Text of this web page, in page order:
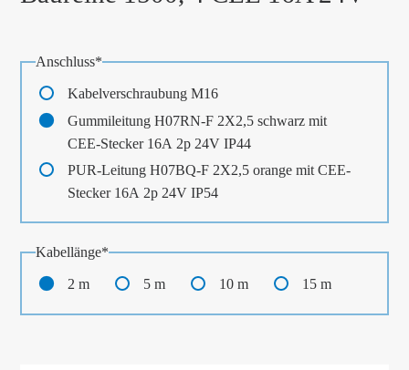
Pflichtfeld
Anschluss*
Kabelverschraubung M16
Gummileitung H07RN-F 2X2,5 schwarz mit
CEE-Stecker 16A 2p 24V IP44
PUR-Leitung H07BQ-F 2X2,5 orange mit CEE-
Stecker 16A 2p 24V IP54
Pflichtfeld
Kabellänge*
2 m 5 m 10 m 15 m